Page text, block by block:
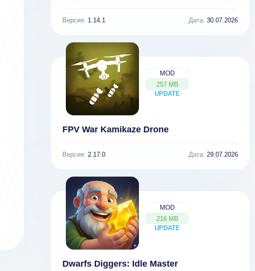
Версия: 1.14.1 Дата: 30.07.2026
MOD
257 MB
UPDATE
NEW
FPV War Kamikaze Drone
Версия: 2.17.0 Дата: 29.07.2026
MOD
216 MB
UPDATE
NEW
Dwarfs Diggers: Idle Master